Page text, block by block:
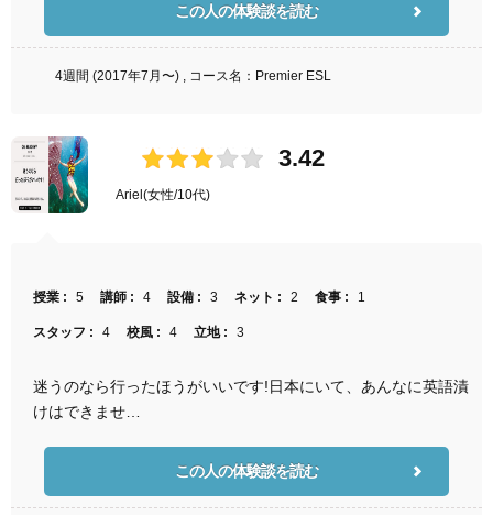
この人の体験談を読む
4週間 (2017年7月〜) , コース名：Premier ESL
Ariel(女性/10代)
3.42
授業 : 5 講師 : 4 設備 : 3 ネット : 2 食事 : 1
スタッフ : 4 校風 : 4 立地 : 3
迷うのなら行ったほうがいいです!日本にいて、あんなに英語漬
けはできませ…
この人の体験談を読む